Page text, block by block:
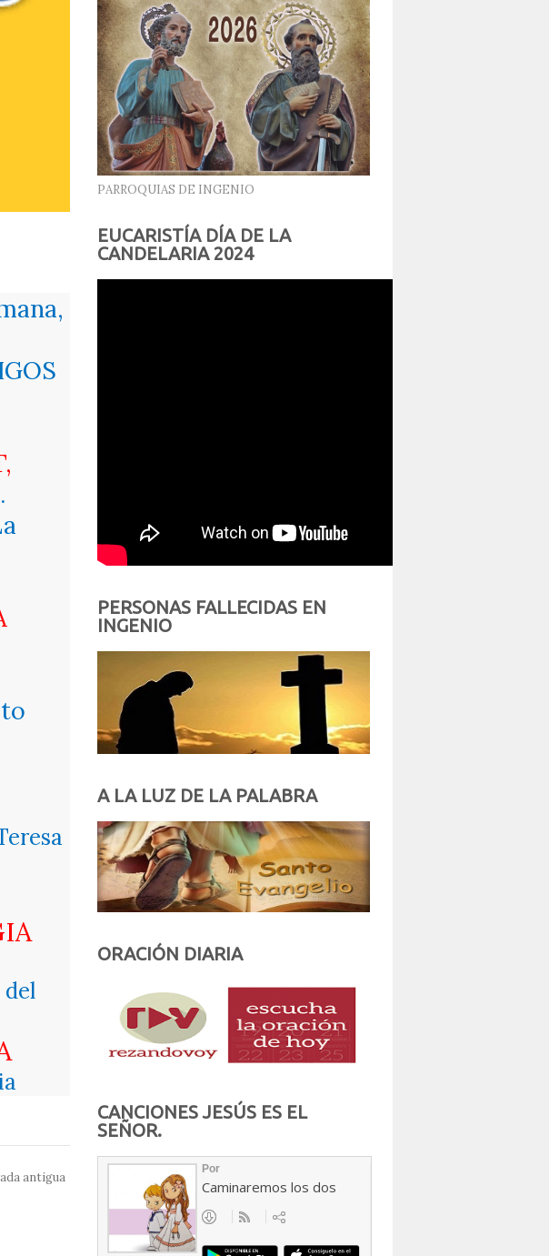
del
antigua
PARROQUIAS DE INGENIO
EUCARISTÍA DÍA DE LA
CANDELARIA 2024
PERSONAS FALLECIDAS EN
INGENIO
A LA LUZ DE LA PALABRA
ORACIÓN DIARIA
CANCIONES JESÚS ES EL
SEÑOR.